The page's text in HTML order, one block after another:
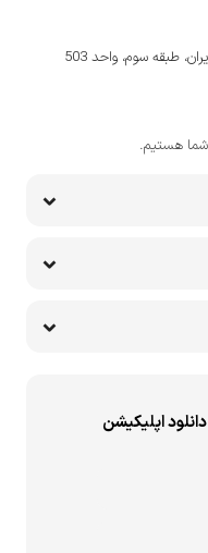
طبقه سوم، واحد 503
دانلود اپلیکیشن